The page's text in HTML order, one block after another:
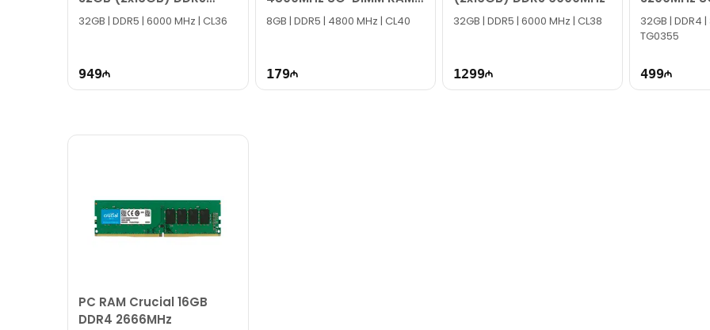
6000MHz RAM
32GB | DDR5 | 6000 MHz | CL36
949
M425R1GB4BB0-CQK
8GB | DDR5 | 4800 MHz | CL40
179
32GB | DDR5 | 6000 MHz | CL38
1299
32GB | DDR4
TG0355
499
PC RAM Crucial 16GB
DDR4 2666MHz